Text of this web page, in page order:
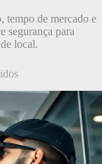
tempo de mercado e
segurança para
local.